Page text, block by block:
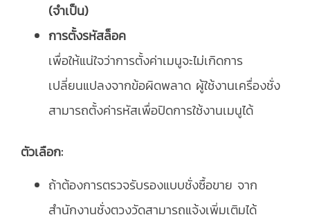
(จำเป็น)
การตั้งรหัสล็อค
เพื่อให้แน่ใจว่าการตั้งค่าเมนูจะไม่เกิดการ
เปลี่ยนแปลงจากข้อผิดพลาด ผู้ใช้งานเครื่องชั่ง
สามารถตั้งค่ารหัสเพื่อปิดการใช้งานเมนูได้
ตัวเลือก:
ถ้าต้องการตรวจรับรองแบบชั่งซื้อขาย จาก
สำนักงานชั่งตวงวัดสามารถแจ้งเพิ่มเติมได้